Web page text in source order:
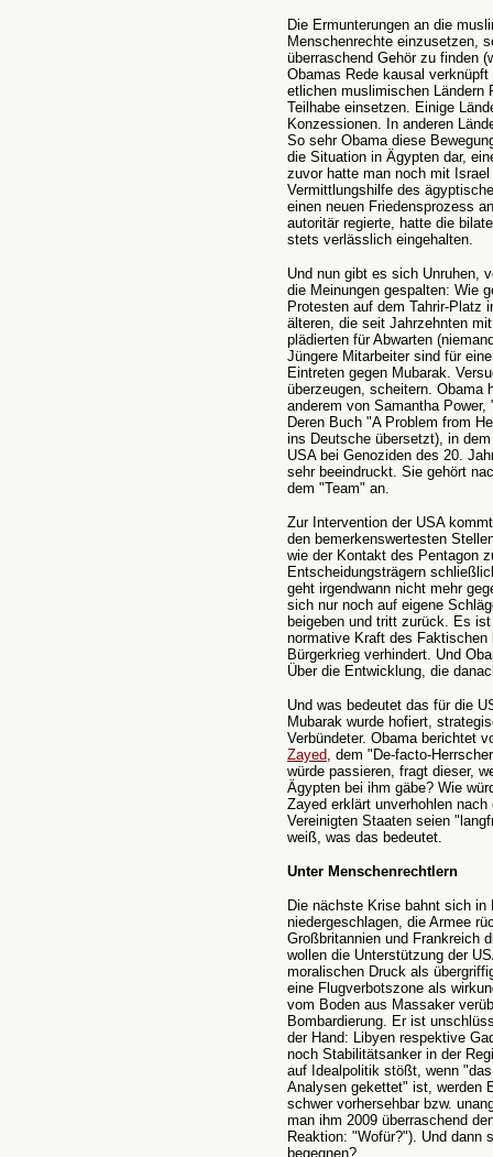
Die Ermunterungen an die
Menschenrechte einzusetzen,
überraschend Gehör zu finden
Obamas Rede kausal
etlichen muslimischen Ländern
Teilhabe einsetzen. Einige
Konzessionen. In anderen
So sehr Obama diese
die Situation in Ägypten dar,
zuvor hatte man noch mit
Vermittlungshilfe des
einen neuen Friedensprozess
autoritär regierte, hatte die
stets verlässlich eingehalten.
Und nun gibt es sich Unruhen,
die Meinungen gespalten: Wie
Protesten auf dem Tahrir-Platz
älteren, die seit Jahrzehnten
plädierten für Abwarten
Jüngere Mitarbeiter sind für
Eintreten gegen Mubarak.
überzeugen, scheitern. Obama
anderem von Samantha
Deren Buch "A Problem from
ins Deutsche übersetzt), in
USA bei Genoziden des 20.
sehr beeindruckt. Sie gehört
dem "Team" an.
Zur Intervention der USA
den bemerkenswertesten
wie der Kontakt des Pentagon
Entscheidungsträgern
geht irgendwann nicht mehr
sich nur noch auf eigene
beigeben und tritt zurück. Es
normative Kraft des Faktischen
Bürgerkrieg verhindert. Und
Über die Entwicklung, die
Und was bedeutet das für die
Mubarak wurde hofiert,
Verbündeter. Obama berichtet
Zayed, dem "De-facto-
würde passieren, fragt dieser,
Ägypten bei ihm gäbe? Wie
Zayed erklärt unverhohlen
Vereinigten Staaten seien
weiß, was das bedeutet.
Unter Menschenrechtlern
Die nächste Krise bahnt sich in
niedergeschlagen, die Armee
Großbritannien und Frankreich
wollen die Unterstützung der
moralischen Druck als
eine Flugverbotszone als
vom Boden aus Massaker
Bombardierung. Er ist
der Hand: Libyen respektive
noch Stabilitätsanker in der
auf Idealpolitik stößt, wenn
Analysen gekettet" ist, werden
schwer vorhersehbar bzw.
man ihm 2009 überraschend
Reaktion: "Wofür?"). Und dann
begegnen?